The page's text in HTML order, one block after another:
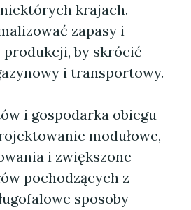
krajach.
zapasy i
by skrócić
i transportowy.
i gospodarka obiegu
modułowe,
i zwiększone
pochodzących z
sposoby